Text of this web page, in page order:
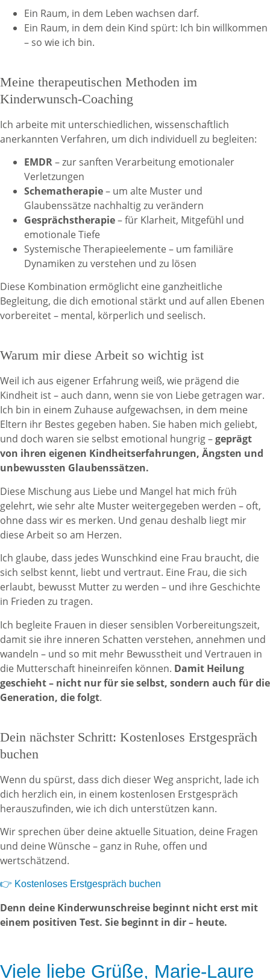
Ein Raum, in dem Leben wachsen darf.
Ein Raum, in dem dein Kind spürt: Ich bin willkommen
– so wie ich bin.
Meine therapeutischen Methoden im
Kinderwunsch-Coaching
Ich arbeite mit unterschiedlichen, wissenschaftlich
anerkannten Verfahren, um dich individuell zu begleiten:
EMDR– zur sanften Verarbeitung emotionaler
Verletzungen
Schematherapie– um alte Muster und
Glaubenssätze nachhaltig zu verändern
Gesprächstherapie– für Klarheit, Mitgefühl und
emotionale Tiefe
Systemische Therapieelemente – um familiäre
Dynamiken zu verstehen und zu lösen
Diese Kombination ermöglicht eine ganzheitliche
Begleitung, die dich emotional stärkt und auf allen Ebenen
vorbereitet – mental, körperlich und seelisch.
Warum mir diese Arbeit so wichtig ist
Weil ich aus eigener Erfahrung weiß, wie prägend die
Kindheit ist – auch dann, wenn sie von Liebe getragen war.
Ich bin in einem Zuhause aufgewachsen, in dem meine
Eltern ihr Bestes gegeben haben. Sie haben mich geliebt,
und doch waren sie selbst emotional hungrig –geprägt
von ihren eigenen Kindheitserfahrungen, Ängsten und
unbewussten Glaubenssätzen.
Diese Mischung aus Liebe und Mangel hat mich früh
gelehrt, wie sehr alte Muster weitergegeben werden – oft,
ohne dass wir es merken. Und genau deshalb liegt mir
diese Arbeit so am Herzen.
Ich glaube, dass jedes Wunschkind eine Frau braucht, die
sich selbst kennt, liebt und vertraut. Eine Frau, die sich
erlaubt, bewusst Mutter zu werden – und ihre Geschichte
in Frieden zu tragen.
Ich begleite Frauen in dieser sensiblen Vorbereitungszeit,
damit sie ihre inneren Schatten verstehen, annehmen und
wandeln – und so mit mehr Bewusstheit und Vertrauen in
die Mutterschaft hineinreifen können. Damit Heilung
geschieht – nicht nur für sie selbst, sondern auch für die
Generation, die folgt.
Dein nächster Schritt: Kostenloses Erstgespräch
buchen
Wenn du spürst, dass dich dieser Weg anspricht, lade ich
dich herzlich ein, in einem kostenlosen Erstgespräch
herauszufinden, wie ich dich unterstützen kann.
Wir sprechen über deine aktuelle Situation, deine Fragen
und deine Wünsche – ganz in Ruhe, offen und
wertschätzend.
👉 Kostenloses Erstgespräch buchen
Denn deine Kinderwunschreise beginnt nicht erst mit
einem positiven Test. Sie beginnt in dir – heute.
Viele liebe Grüße, Marie-Laure